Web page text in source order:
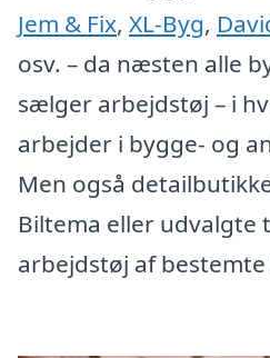
Jem & Fix, XL-Byg,
osv. – da næsten alle
sælger arbejdstøj – i
arbejder i bygge- og
Men også
Biltema eller
arbejdstøj af